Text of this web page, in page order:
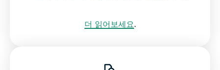
더 읽어보세요.